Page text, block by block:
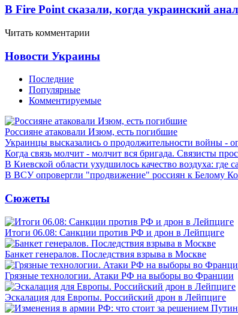
В Fire Point сказали, когда украинский
Читать комментарии
Новости Украины
Последние
Популярные
Комментируемые
Россияне атаковали Изюм, есть погибшие
Украинцы высказались о продолжительности войны -
Когда связь молчит - молчит вся бригада. Связисты
В Киевской области ухудшилось качество воздуха: где
В ВСУ опровергли "продвижение" россиян к Белому
Сюжеты
Итоги 06.08: Санкции против РФ и дрон в Лейпциге
Банкет генералов. Последствия взрыва в Москве
Грязные технологии. Атаки РФ на выборы во Франции
Эскалация для Европы. Российский дрон в Лейпциге